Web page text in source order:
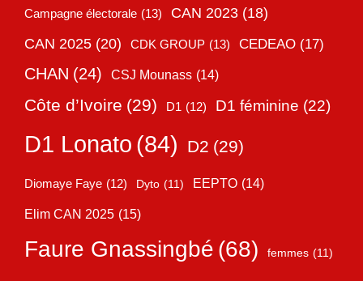
Campagne électorale (13) CAN 2023 (18)
CAN 2025 (20) CDK GROUP (13) CEDEAO (17)
CHAN (24) CSJ Mounass (14)
Côte d’Ivoire (29) D1 (12) D1 féminine (22)
D1 Lonato (84) D2 (29)
Diomaye Faye (12) Dyto (11) EEPTO (14)
Elim CAN 2025 (15)
Faure Gnassingbé (68) femmes (11)